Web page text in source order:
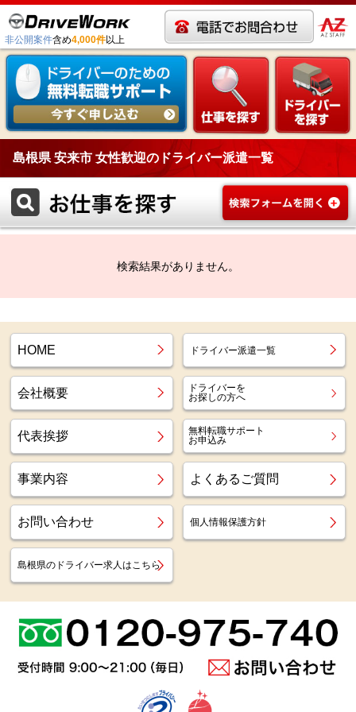
非公開案件含め4,000件以上
島根県 安来市 女性歓迎のドライバー派遣一覧
検索結果がありません。
HOME ドライバー派遣一覧
会社概要
ドライバーを
お探しの方へ
代表挨拶
無料転職サポート
お申込み
事業内容 よくあるご質問
お問い合わせ 個人情報保護方針
島根県のドライバー求人はこちら